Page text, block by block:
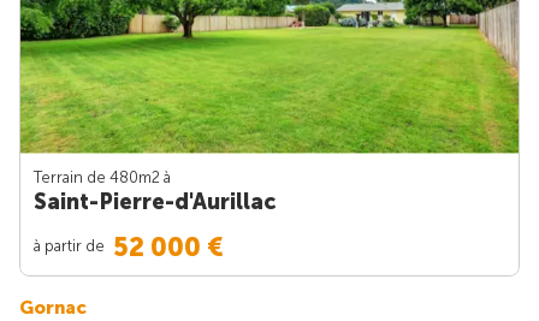
Terrain de 480m2 à
Saint-Pierre-d'Aurillac
à partir de 52 000 €
Gornac